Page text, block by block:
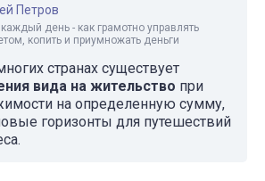
Петров
день - как грамотно управлять
копить и приумножать деньги
странах существует
вида на жительство при
на определенную сумму,
горизонты для путешествий